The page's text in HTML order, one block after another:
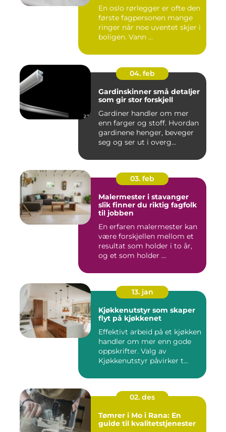
En oslo rørlegger er ofte den
første fagpersonen mange
ringer når noe uventet skjer i
boligen. Vann ...
04. feb
Gardinskinner små detaljer
som gir stor forskjell
Gardiner handler om mer
enn farger og stoff. Hvordan
gardinene henger, beveger
seg og ser ut i overg...
03. feb
Malermester i stavanger
slik finner du riktig fagfolk
til jobben
En erfaren malermester kan
være forskjellen mellom et
resultat som holder i to år,
og et som holder ...
13. jan
Kjøkkenutstyr som skaper
flyt på kjøkkenet
Effektivt arbeid på et kjøkken
handler om mer enn gode
oppskrifter. Valg av
Kjøkkenutstyr påvirker t...
02. des
Tømrer i Mo i Rana: En
guide til kvalitetstjenester